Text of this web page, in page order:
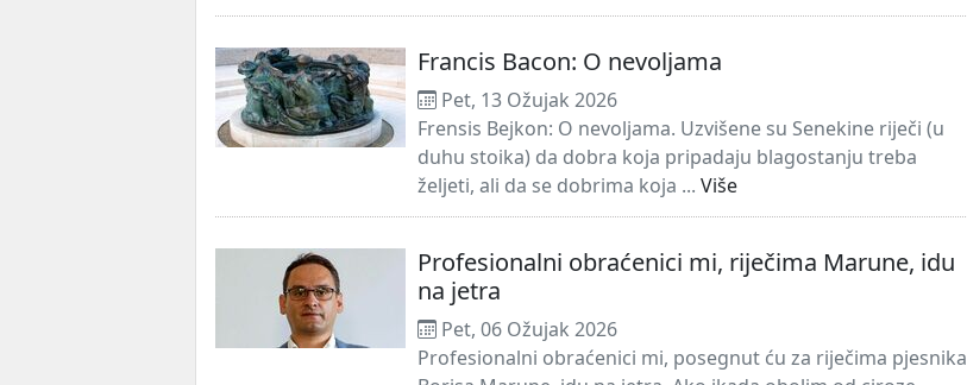
Francis Bacon: O nevoljama
Pet, 13 Ožujak 2026
Frensis Bejkon: O nevoljama. Uzvišene su Senekine riječi (u
duhu stoika) da dobra koja pripadaju blagostanju treba
željeti, ali da se dobrima koja ... Više
Profesionalni obraćenici mi, riječima Marune, idu
na jetra
Pet, 06 Ožujak 2026
Profesionalni obraćenici mi, posegnut ću za riječima pjesnika